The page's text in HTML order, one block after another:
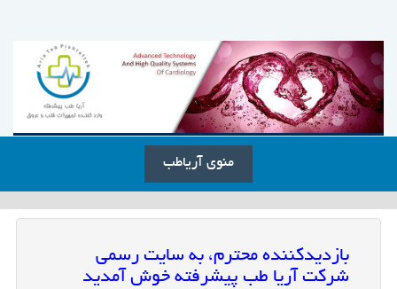
منوی آریاطب
بازدیدکننده محترم، به سایت رسمی
شرکت آریا طب پیشرفته خوش آمدید